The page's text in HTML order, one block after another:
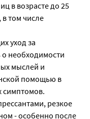
в возрасте до 25
том числе
уход за
о необходимости
мыслей и
помощью в
симптомов.
резкое
- особенно после